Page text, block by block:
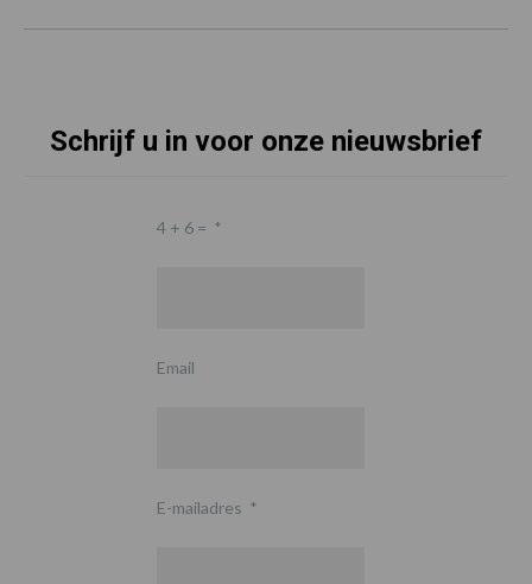
Schrijf u in voor onze nieuwsbrief
4 + 6 = *
Email
E-mailadres *